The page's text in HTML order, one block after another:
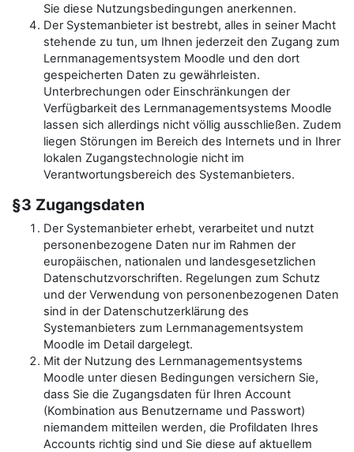
Sie diese Nutzungsbedingungen anerkennen.
Der Systemanbieter ist bestrebt, alles in seiner Macht
stehende zu tun, um Ihnen jederzeit den Zugang zum
Lernmanagementsystem Moodle und den dort
gespeicherten Daten zu gewährleisten.
Unterbrechungen oder Einschränkungen der
Verfügbarkeit des Lernmanagementsystems Moodle
lassen sich allerdings nicht völlig ausschließen. Zudem
liegen Störungen im Bereich des Internets und in Ihrer
lokalen Zugangstechnologie nicht im
Verantwortungsbereich des Systemanbieters.
§3 Zugangsdaten
Der Systemanbieter erhebt, verarbeitet und nutzt
personenbezogene Daten nur im Rahmen der
europäischen, nationalen und landesgesetzlichen
Datenschutzvorschriften. Regelungen zum Schutz
und der Verwendung von personenbezogenen Daten
sind in der Datenschutzerklärung des
Systemanbieters zum Lernmanagementsystem
Moodle im Detail dargelegt.
Mit der Nutzung des Lernmanagementsystems
Moodle unter diesen Bedingungen versichern Sie,
dass Sie die Zugangsdaten für Ihren Account
(Kombination aus Benutzername und Passwort)
niemandem mitteilen werden, die Profildaten Ihres
Accounts richtig sind und Sie diese auf aktuellem